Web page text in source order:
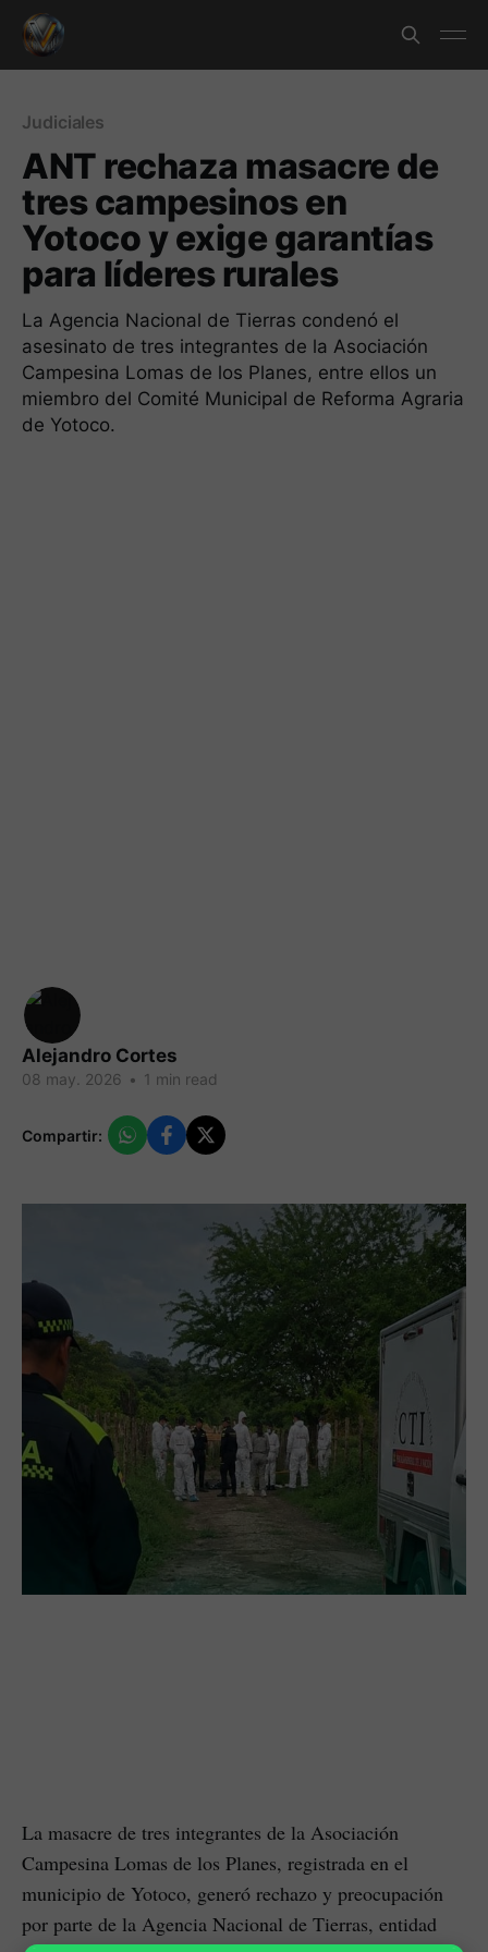
Judiciales
ANT rechaza masacre de
tres campesinos en
Yotoco y exige garantías
para líderes rurales
La Agencia Nacional de Tierras condenó el
asesinato de tres integrantes de la Asociación
Campesina Lomas de los Planes, entre ellos un
miembro del Comité Municipal de Reforma Agraria
de Yotoco.
Alejandro Cortes
08 may. 2026 • 1 min read
Compartir:
La masacre de tres integrantes de la Asociación
Campesina Lomas de los Planes, registrada en el
municipio de Yotoco, generó rechazo y preocupación
por parte de la Agencia Nacional de Tierras, entidad